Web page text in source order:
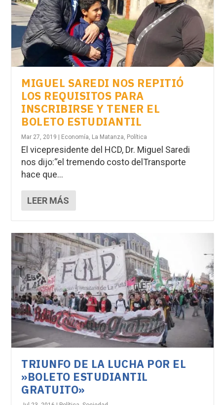
MIGUEL SAREDI NOS REPITIÓ
LOS REQUISITOS PARA
INSCRIBIRSE Y TENER EL
BOLETO ESTUDIANTIL
Mar 27, 2019 Economía, La Matanza, Política
El vicepresidente del HCD, Dr. Miguel Saredi
nos dijo:“el tremendo costo delTransporte
hace que...
LEER MÁS
TRIUNFO DE LA LUCHA POR EL
»BOLETO ESTUDIANTIL
GRATUITO»